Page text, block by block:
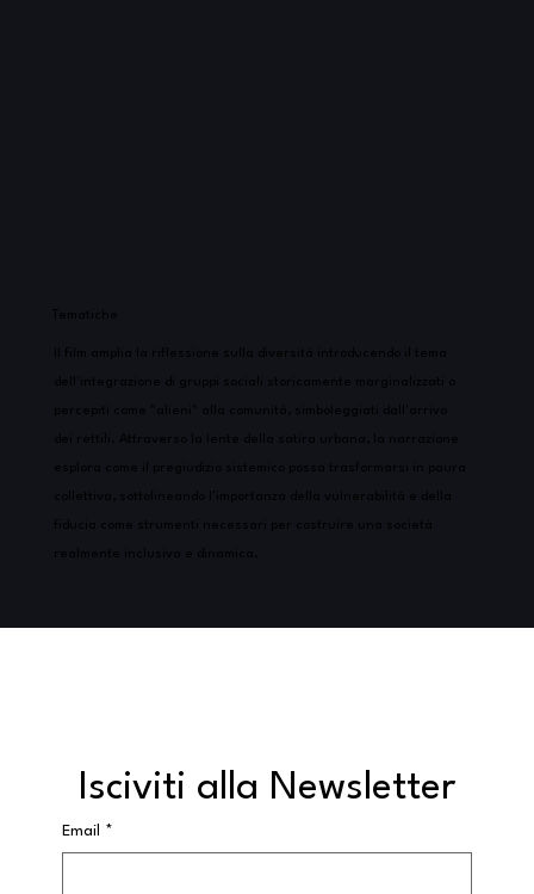
Tematiche
Il film amplia la riflessione sulla diversità introducendo il tema
dell'integrazione di gruppi sociali storicamente marginalizzati o
percepiti come "alieni" alla comunità, simboleggiati dall'arrivo
dei rettili. Attraverso la lente della satira urbana, la narrazione
esplora come il pregiudizio sistemico possa trasformarsi in paura
collettiva, sottolineando l'importanza della vulnerabilità e della
fiducia come strumenti necessari per costruire una società
realmente inclusiva e dinamica.
Isciviti alla Newsletter
Email *